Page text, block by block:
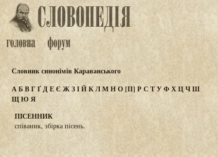
Словник синонімів Караванського
АБВГҐДЕЄ ЖЗІЙКЛМНО[П] Р С ТУФХЦЧШ
ЩЮ Я
ПІСЕННИК
співаник, збірка пісень.